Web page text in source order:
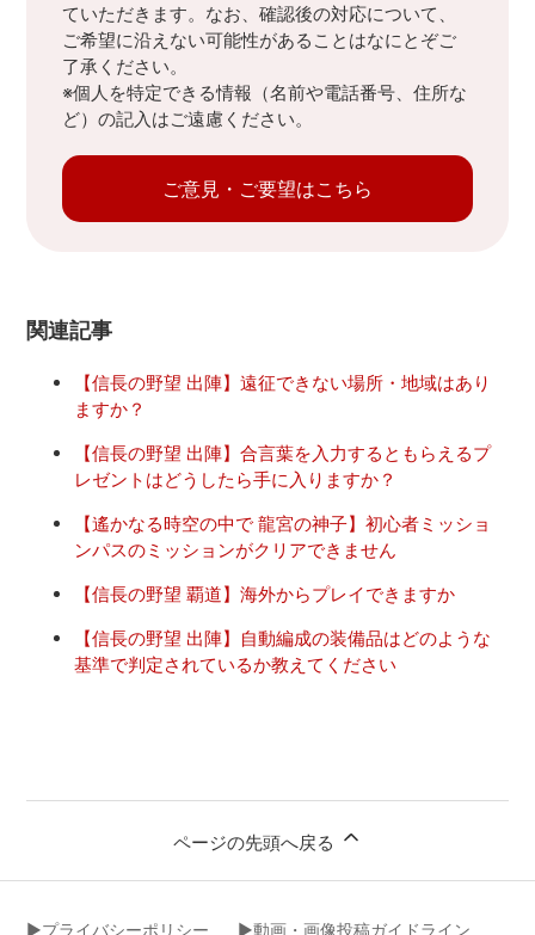
ていただきます。なお、確認後の対応について、
ご希望に沿えない可能性があることはなにとぞご
了承ください。
※個人を特定できる情報（名前や電話番号、住所な
ど）の記入はご遠慮ください。
ご意見・ご要望はこちら
関連記事
【信長の野望 出陣】遠征できない場所・地域はあり
ますか？
【信長の野望 出陣】合言葉を入力するともらえるプ
レゼントはどうしたら手に入りますか？
【遙かなる時空の中で 龍宮の神子】初心者ミッショ
ンパスのミッションがクリアできません
【信長の野望 覇道】海外からプレイできますか
【信長の野望 出陣】自動編成の装備品はどのような
基準で判定されているか教えてください
ページの先頭へ戻る
▶︎プライバシーポリシー ▶︎動画・画像投稿ガイドライン